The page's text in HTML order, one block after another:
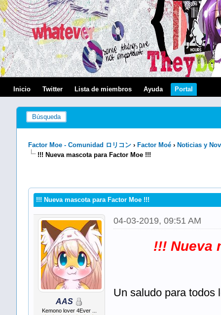
Inicio Twitter Lista de miembros Ayuda Portal
Búsqueda
Factor Moe - Comunidad ロリコン › Factor Moé › Noticias y
!!! Nueva mascota para Factor Moe !!!
!!! Nueva mascota para Factor Moe !!!
AAS
Kemono lover 4Ever ...
04-03-2019, 09:51 AM
!!! Nueva
Un saludo para todos